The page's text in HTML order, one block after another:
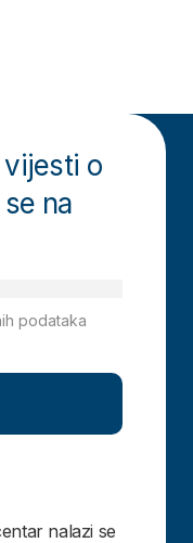
vijesti o
na
podataka
nalazi se